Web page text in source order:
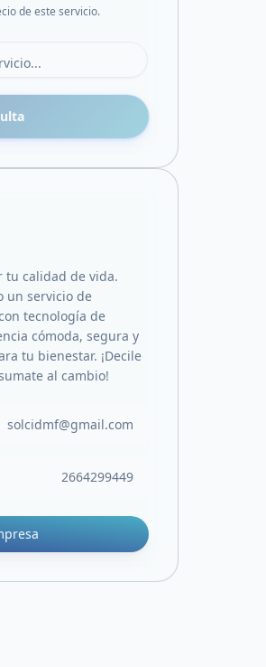
de este servicio.
tu calidad de vida.
un servicio de
tecnología de
cómoda, segura y
tu bienestar. ¡Decile
al cambio!
solcidmf@gmail.com
2664299449